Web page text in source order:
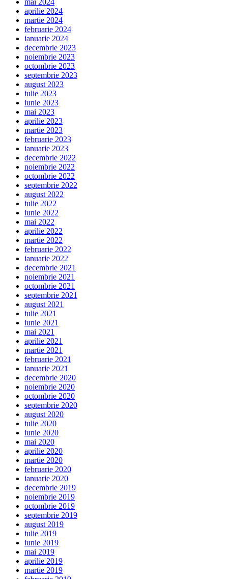
aprilie 2024
martie 2024
februarie 2024
ianuarie 2024
decembrie 2023
noiembrie 2023
octombrie 2023
septembrie 2023
august 2023
iulie 2023
iunie 2023
mai 2023
aprilie 2023
martie 2023
februarie 2023
ianuarie 2023
decembrie 2022
noiembrie 2022
octombrie 2022
septembrie 2022
august 2022
iulie 2022
iunie 2022
mai 2022
aprilie 2022
martie 2022
februarie 2022
ianuarie 2022
decembrie 2021
noiembrie 2021
octombrie 2021
septembrie 2021
august 2021
iulie 2021
iunie 2021
mai 2021
aprilie 2021
martie 2021
februarie 2021
ianuarie 2021
decembrie 2020
noiembrie 2020
octombrie 2020
septembrie 2020
august 2020
iulie 2020
iunie 2020
mai 2020
aprilie 2020
martie 2020
februarie 2020
ianuarie 2020
decembrie 2019
noiembrie 2019
octombrie 2019
septembrie 2019
august 2019
iulie 2019
iunie 2019
mai 2019
aprilie 2019
martie 2019